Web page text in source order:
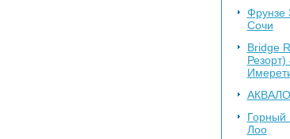
Фрунзе
Сочи
Bridge
Резорт)
Горный
Лоо